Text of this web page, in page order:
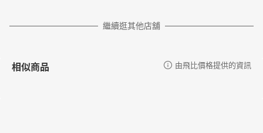
繼續逛其他店舖
相似商品 由飛比價格提供的資訊